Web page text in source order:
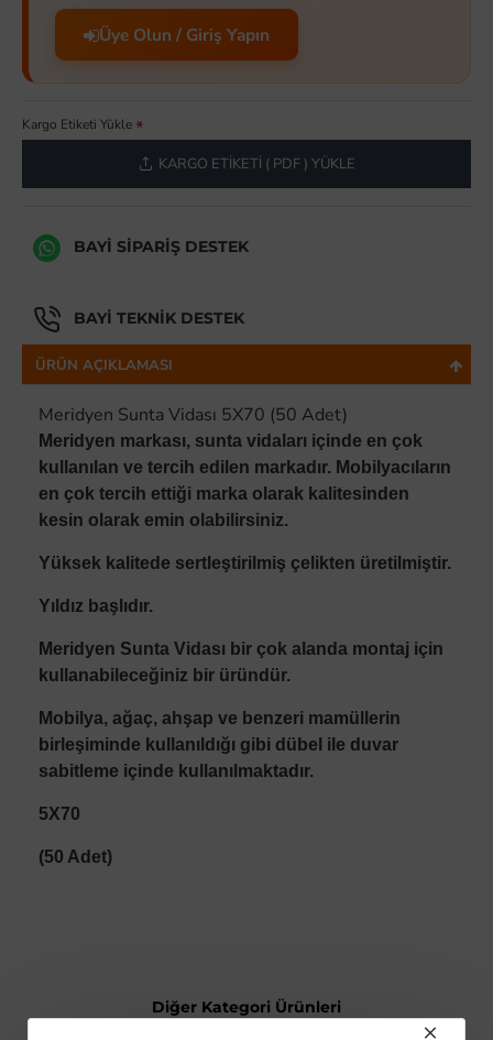
Üye Olun / Giriş Yapın
Kargo Etiketi Yükle
KARGO ETIKETI ( PDF ) YÜKLE
BAYI SIPARIŞ DESTEK
BAYI TEKNIK DESTEK
ÜRÜN AÇIKLAMASI
Meridyen Sunta Vidası 5X70 (50 Adet)
Meridyen markası, sunta vidaları içinde en çok
kullanılan ve tercih edilen markadır. Mobilyacıların
en çok tercih ettiği marka olarak kalitesinden
kesin olarak emin olabilirsiniz.
Yüksek kalitede sertleştirilmiş çelikten üretilmiştir.
Yıldız başlıdır.
Meridyen Sunta Vidası bir çok alanda montaj için
kullanabileceğiniz bir üründür.
Mobilya, ağaç, ahşap ve benzeri mamüllerin
birleşiminde kullanıldığı gibi dübel ile duvar
sabitleme içinde kullanılmaktadır.
5X70
(50 Adet)
Diğer Kategori Ürünleri